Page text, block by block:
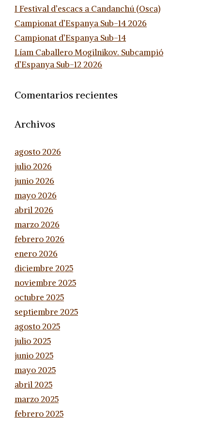
I Festival d’escacs a Candanchú (Osca)
Campionat d’Espanya Sub-14 2026
Campionat d’Espanya Sub-14
Líam Caballero Mogilnikov. Subcampió
d’Espanya Sub-12 2026
Comentarios recientes
Archivos
agosto 2026
julio 2026
junio 2026
mayo 2026
abril 2026
marzo 2026
febrero 2026
enero 2026
diciembre 2025
noviembre 2025
octubre 2025
septiembre 2025
agosto 2025
julio 2025
junio 2025
mayo 2025
abril 2025
marzo 2025
febrero 2025